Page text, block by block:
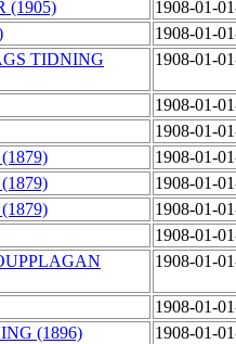
(1905)
1908-01-
1908-01-
TIDNING
1908-01-
1908-01-
1908-01-
1908-01-
1908-01-
1908-01-
1908-01-
1908-01-
1908-01-
(1896)
1908-01-